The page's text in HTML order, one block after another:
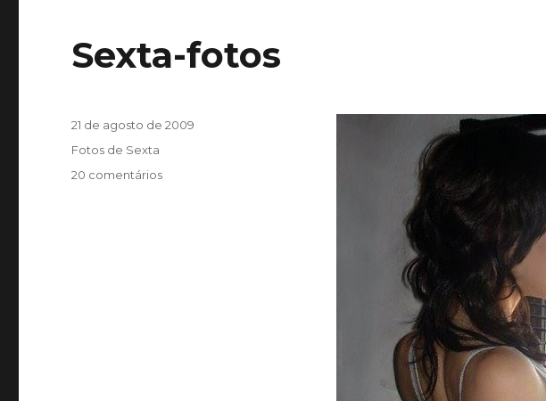
Sexta-fotos
Publicado
21 de agosto de 2009
Categorias
Fotos de Sexta
20 comentáriosem